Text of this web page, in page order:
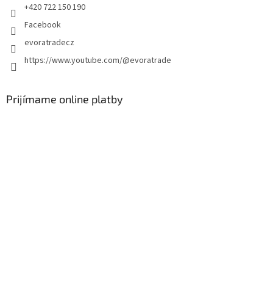
v
+420 722 150 190
Facebook
evoratradecz
https://www.youtube.com/@evoratrade
Prijímame online platby